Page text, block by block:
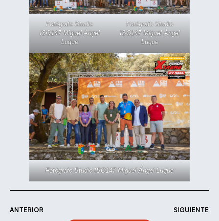
Fotógrafo Studio
ISO147 Miguel Ángel
Luque
Fotógrafo Studio
ISO147 Miguel Ángel
Luque
Fotógrafo Studio ISO147 Miguel Ángel Luque
ANTERIOR SIGUIENTE